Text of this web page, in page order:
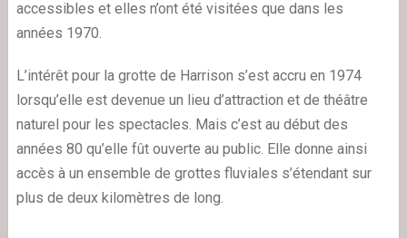
accessibles et elles n’ont été visitées que dans les
années 1970.
L’intérêt pour la grotte de Harrison s’est accru en 1974
lorsqu’elle est devenue un lieu d’attraction et de théâtre
naturel pour les spectacles. Mais c’est au début des
années 80 qu’elle fût ouverte au public. Elle donne ainsi
accès à un ensemble de grottes fluviales s’étendant sur
plus de deux kilomètres de long.